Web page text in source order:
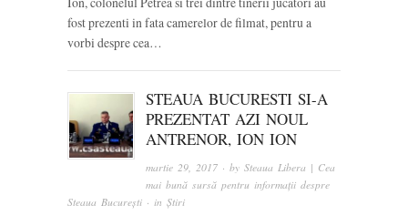
fost prezenti in fata camerelor de filmat, pentru a
vorbi despre cea…
STEAUA BUCURESTI SI-A
PREZENTAT AZI NOUL
ANTRENOR, ION ION
martie 29, 2017 · bySteaua Libera | Cea
mai bună sursă pentru informații despre
Steaua București · in Știri